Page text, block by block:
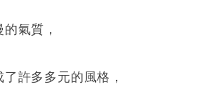
氣質，
許多多元的風格，